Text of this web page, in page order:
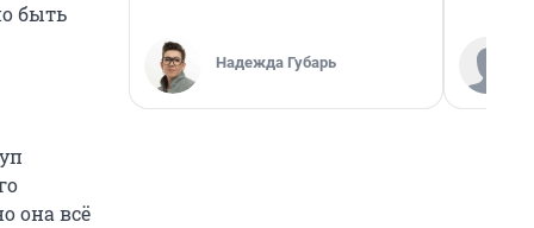
быть
она всё
Надежда Губарь